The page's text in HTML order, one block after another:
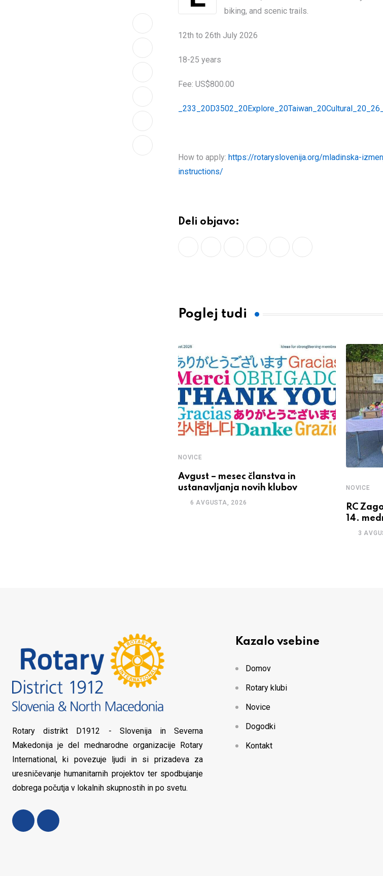
LinkedIn
Whatsapp
Print
Share
biking, and scenic trails.
12th to 26th July 2026
18-25 years
Fee: US$800.00
How to apply: https://rotaryslovenija.org/mladinska-
instructions/
Deli objavo:
LinkedIn WhatsappPrint
Share
Poglej tudi
NOVICE
Avgust – mesec članstva in
ustanavljanja novih klubov
6 AVGUSTA, 2026
NOVICE
RC
14.
3
Rotary distrikt D1912 - Slovenija in Severna
Makedonija je del mednarodne organizacije Rotary
International, ki povezuje ljudi in si prizadeva za
uresničevanje humanitarnih projektov ter spodbujanje
dobrega počutja v lokalnih skupnostih in po svetu.
Kazalo vsebine
Domov
Rotary klubi
Novice
Dogodki
Kontakt